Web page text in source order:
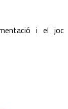
i el joc